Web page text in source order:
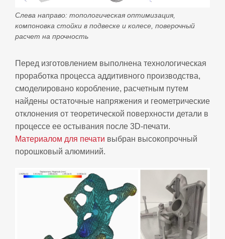
Слева направо: топологическая оптимизация,
компоновка стойки в подвеске и колесе, поверочный
расчет на прочность
Перед изготовлением выполнена технологическая
проработка процесса аддитивного производства,
смоделировано коробление, расчетным путем
найдены остаточные напряжения и геометрические
отклонения от теоретической поверхности детали в
процессе ее остывания после 3D‑печати.
Материалом для печати выбран высокопрочный
порошковый алюминий.